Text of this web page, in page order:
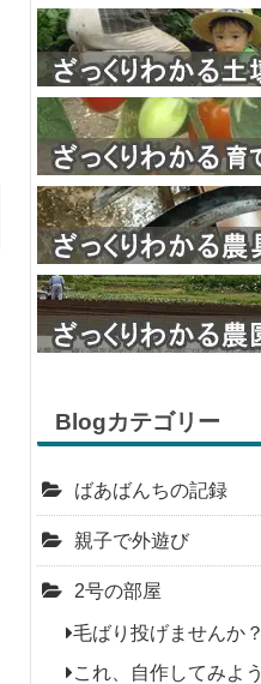
Blogカテゴリー
ばあばんちの記録
親子で外遊び
2号の部屋
毛ばり投げませんか？
これ、自作してみよう